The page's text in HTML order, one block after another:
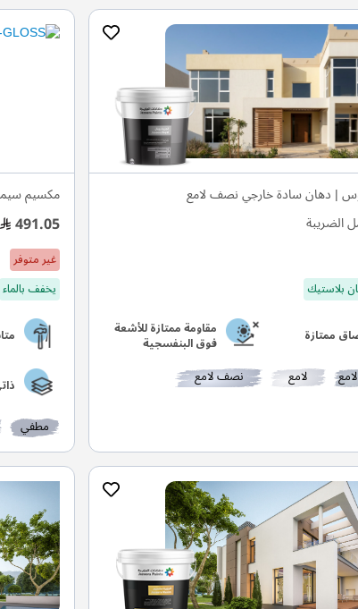
| دهان سادة خارجي نصف لامع
الضريبة
بلاستيك
ممتازة مقاومة ممتازة للأشعة
فوق البنفسجية
لامع نصف لامع
مكسيم
491.05
غير متوفر
يخفف بالماء
مطفي